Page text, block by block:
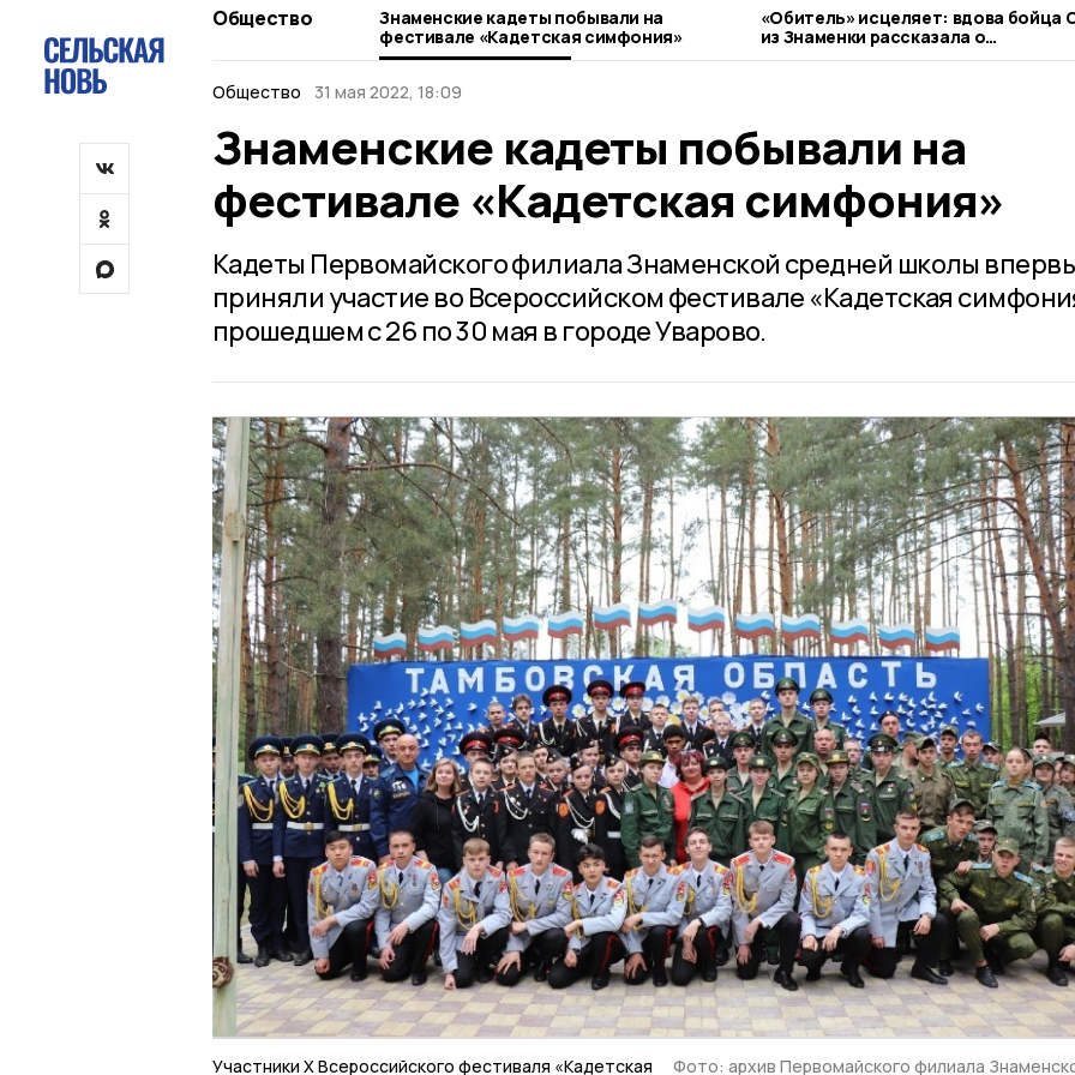
Общество
Знаменские кадеты побывали на
фестивале «Кадетская симфония»
«Обитель» исцеляет: вдова бойца
из Знаменки рассказала о
паломническом центре
Общество
31 мая 2022, 18:09
Знаменские кадеты побывали на
фестивале «Кадетская симфония»
Кадеты Первомайского филиала Знаменской средней школы
приняли участие во Всероссийском фестивале «Кадетская
прошедшем с 26 по 30 мая в городе Уварово.
Участники Х Всероссийского фестиваля «Кадетская Фото: архив Первомайского филиала